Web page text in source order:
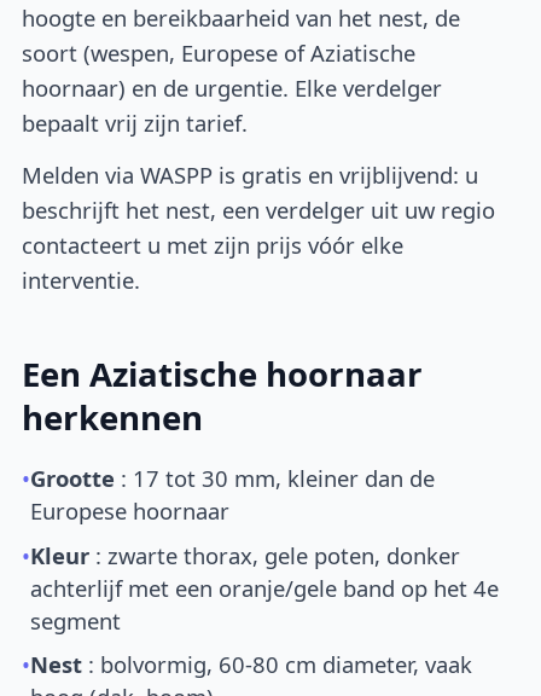
hoogte en bereikbaarheid van het nest, de
soort (wespen, Europese of Aziatische
hoornaar) en de urgentie. Elke verdelger
bepaalt vrij zijn tarief.
Melden via WASPP is gratis en vrijblijvend: u
beschrijft het nest, een verdelger uit uw regio
contacteert u met zijn prijs vóór elke
interventie.
Een Aziatische hoornaar
herkennen
•Grootte : 17 tot 30 mm, kleiner dan de
Europese hoornaar
•Kleur : zwarte thorax, gele poten, donker
achterlijf met een oranje/gele band op het 4e
segment
•Nest : bolvormig, 60-80 cm diameter, vaak